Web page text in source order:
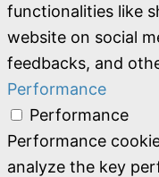
functionalities like
website on social
feedbacks, and
Performance
Performance
Performance
analyze the key